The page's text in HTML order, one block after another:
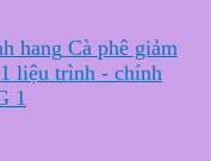
Cà phê giảm
liệu trình - chính
1